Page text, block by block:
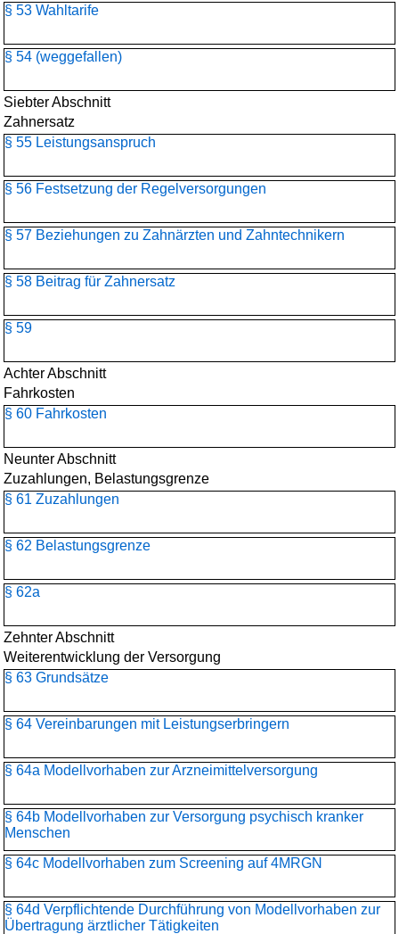
§ 53 Wahltarife
§ 54 (weggefallen)
Siebter Abschnitt
Zahnersatz
§ 55 Leistungsanspruch
§ 56 Festsetzung der Regelversorgungen
§ 57 Beziehungen zu Zahnärzten und Zahntechnikern
§ 58 Beitrag für Zahnersatz
§ 59
Achter Abschnitt
Fahrkosten
§ 60 Fahrkosten
Neunter Abschnitt
Zuzahlungen, Belastungsgrenze
§ 61 Zuzahlungen
§ 62 Belastungsgrenze
§ 62a
Zehnter Abschnitt
Weiterentwicklung der Versorgung
§ 63 Grundsätze
§ 64 Vereinbarungen mit Leistungserbringern
§ 64a Modellvorhaben zur Arzneimittelversorgung
§ 64b Modellvorhaben zur Versorgung psychisch kranker
Menschen
§ 64c Modellvorhaben zum Screening auf 4MRGN
§ 64d Verpflichtende Durchführung von Modellvorhaben zur
Übertragung ärztlicher Tätigkeiten